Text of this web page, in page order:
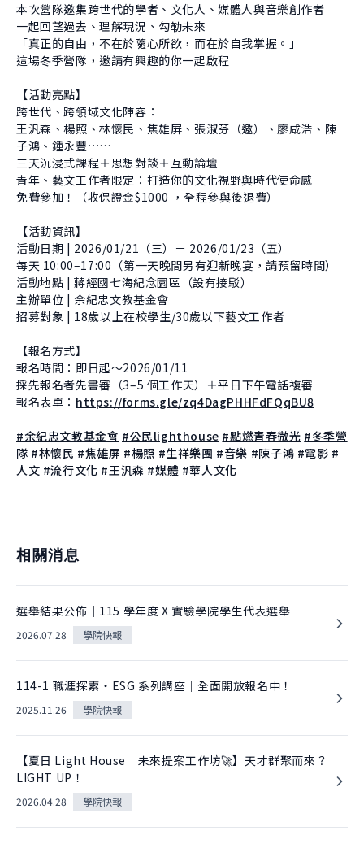
本次營隊邀集跨世代的學者、文化人、媒體人與音樂創作者
一起回望過去、理解現況、勾勒未來
「真正的自由，不在於隨心所欲，而在於自我掌握。」
這場冬季營隊，邀請有興趣的你一起啟程
【活動亮點】
跨世代、跨領域文化陣容：
王汎森、楊照、林懷民、焦雄屏、張淑芬（邀）、廖咸浩、陳
子鴻、鍾永豐……
三天沉浸式課程＋思想對談＋互動論壇
青年、藝文工作者限定：打造你的文化視野與時代使命感
免費參加！（收保證金$1000 ，全程參與後退費）
【活動資訊】
活動日期 | 2026/01/21（三）－ 2026/01/23（五）
每天 10:00–17:00（第一天晚間另有迎新晚宴，請預留時間）
活動地點 | 蔣經國七海紀念園區（設有接駁）
主辦單位 | 余紀忠文教基金會
招募對象 | 18歲以上在校學生/30歲以下藝文工作者
【報名方式】
報名時間：即日起～2026/01/11
採先報名者先書審（3–5 個工作天）＋平日下午電話複審
報名表單： https://forms.gle/zq4DagPHHFdFQqBU8
#余紀忠文教基金會 #公民lighthouse #點燃青春微光 #冬季營
隊 #林懷民 #焦雄屏 #楊照 #生祥樂團 #音樂 #陳子鴻 #電影 #
人文 #流行文化 #王汎森 #媒體 #華人文化
相關消息
選舉結果公佈｜115 學年度 X 實驗學院學生代表選舉
2026.07.28 學院快報
114-1 職涯探索・ESG 系列講座｜全面開放報名中！
2025.11.26 學院快報
【夏日 Light House｜未來提案工作坊🚀】天才群聚而來？
LIGHT UP！
2026.04.28 學院快報